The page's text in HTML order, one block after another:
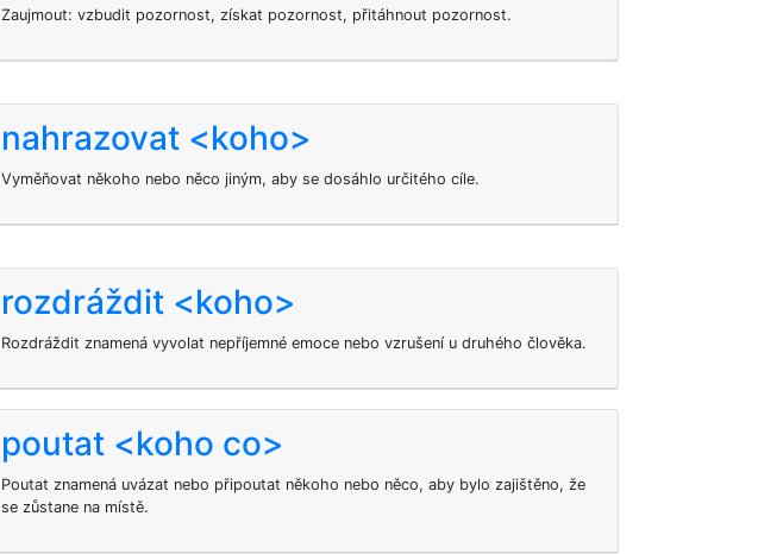
Zaujmout: vzbudit pozornost, získat pozornost, přitáhnout pozornost.
nahrazovat <koho>
Vyměňovat někoho nebo něco jiným, aby se dosáhlo určitého cíle.
rozdráždit <koho>
Rozdráždit znamená vyvolat nepříjemné emoce nebo vzrušení u druhého člověka.
poutat <koho co>
Poutat znamená uvázat nebo připoutat někoho nebo něco, aby bylo zajištěno, že
se zůstane na místě.